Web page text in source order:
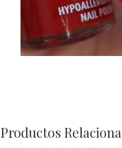
Productos